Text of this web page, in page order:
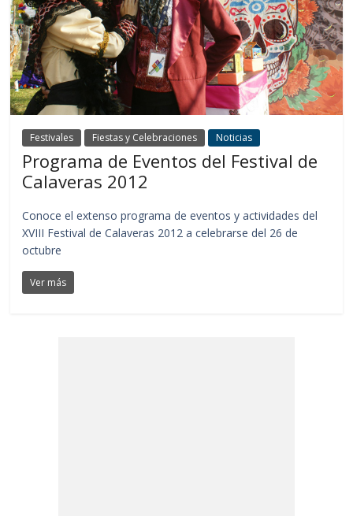
Festivales Fiestas y Celebraciones Noticias
Programa de Eventos del Festival de
Calaveras 2012
Conoce el extenso programa de eventos y actividades del
XVIII Festival de Calaveras 2012 a celebrarse del 26 de
octubre
Ver más